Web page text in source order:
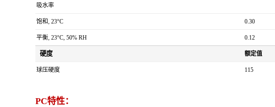
吸水率
饱和, 23°C 0.30
平衡, 23°C, 50% RH 0.12
硬度 额定值
球压硬度 115
PC特性：